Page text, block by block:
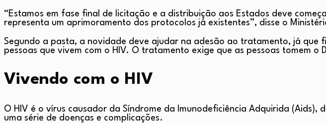
“Estamos em fase final de licitação e a distribuição aos Estados deve
representa um aprimoramento dos protocolos já existentes”, disse o
Segundo a pasta, a novidade deve ajudar na adesão ao tratamento, já
pessoas que vivem com o HIV. O tratamento exige que as pessoas tomem
Vivendo com o HIV
O HIV é o vírus causador da Síndrome da Imunodeficiência Adquirida
uma série de doenças e complicações.